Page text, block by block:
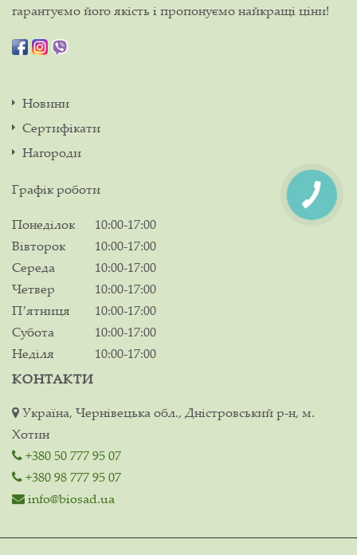
гарантуємо його якість і пропонуємо найкращі ціни!
Новини
Сертифікати
Нагороди
Графік роботи
Понеділок
10:00-17:00
Вівторок
10:00-17:00
Середа
10:00-17:00
Четвер
10:00-17:00
Пʼятниця
10:00-17:00
Субота
10:00-17:00
Неділя
10:00-17:00
КОНТАКТИ
Україна, Чернівецька обл., Дністровський р-н, м.
Хотин
+380 50 777 95 07
+380 98 777 95 07
info@biosad.ua